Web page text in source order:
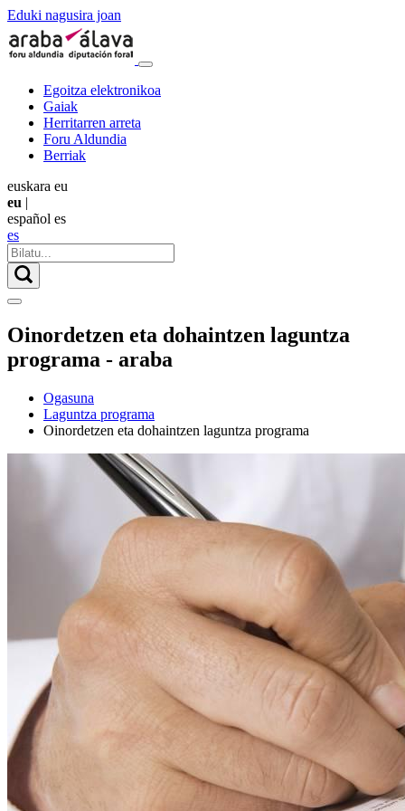
Eduki nagusira joan
Egoitza elektronikoa
Gaiak
Herritarren arreta
Foru Aldundia
Berriak
euskara eu
eu |
español es
es
Oinordetzen eta dohaintzen laguntza
programa - araba
Ogasuna
Laguntza programa
Oinordetzen eta dohaintzen laguntza programa